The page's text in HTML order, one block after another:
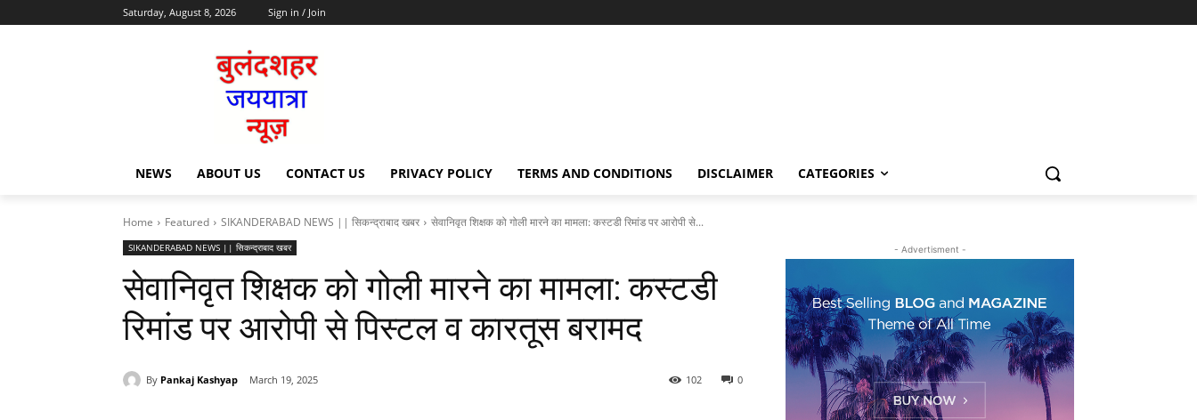
Saturday, August 8, 2026 Sign in / Join
NEWS ABOUT US CONTACT US PRIVACY POLICY TERMS AND CONDITIONS DISCLAIMER CATEGORIES
Home Featured SIKANDERABAD NEWS || सिकन्द्राबाद खबर सेवानिवृत शिक्षक को गोली मारने का मामला: कस्टडी रिमांड पर आरोपी से...
SIKANDERABAD NEWS || सिकन्द्राबाद खबर
सेवानिवृत शिक्षक को गोली मारने का मामला: कस्टडी
रिमांड पर आरोपी से पिस्टल व कारतूस बरामद
By Pankaj Kashyap March 19, 2025 0
102
- Advertisment -